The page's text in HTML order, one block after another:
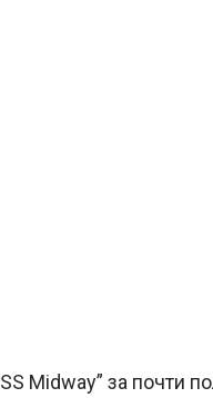
Midway” за почти